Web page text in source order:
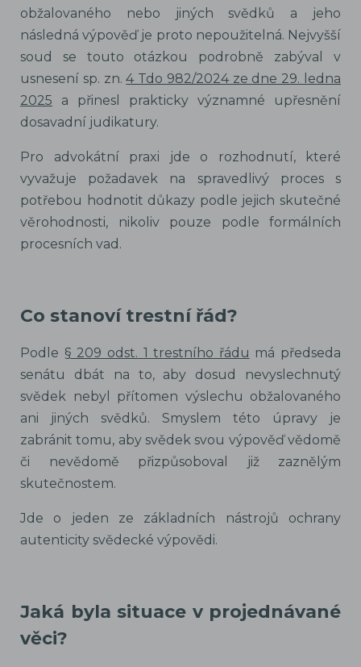
obžalovaného nebo jiných svědků a jeho
následná výpověď je proto nepoužitelná. Nejvyšší
soud se touto otázkou podrobně zabýval v
usnesení sp. zn.4 Tdo 982/2024 ze dne 29. ledna
2025 a přinesl prakticky významné upřesnění
dosavadní judikatury.
Pro advokátní praxi jde o rozhodnutí, které
vyvažuje požadavek na spravedlivý proces s
potřebou hodnotit důkazy podle jejich skutečné
věrohodnosti, nikoliv pouze podle formálních
procesních vad.
Co stanoví trestní řád?
Podle § 209 odst. 1 trestního řádu má předseda
senátu dbát na to, aby dosud nevyslechnutý
svědek nebyl přítomen výslechu obžalovaného
ani jiných svědků. Smyslem této úpravy je
zabránit tomu, aby svědek svou výpověď vědomě
či nevědomě přizpůsoboval již zaznělým
skutečnostem.
Jde o jeden ze základních nástrojů ochrany
autenticity svědecké výpovědi.
Jaká byla situace v projednávané
věci?